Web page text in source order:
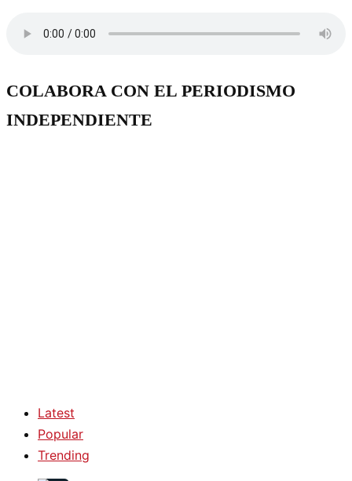
COLABORA CON EL PERIODISMO
INDEPENDIENTE
Latest
Popular
Trending